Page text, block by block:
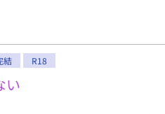
結 R18
い